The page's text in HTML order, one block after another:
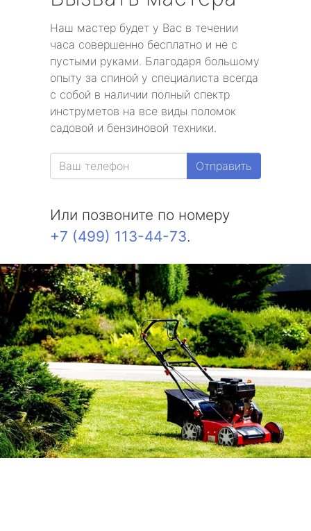
Наш мастер будет у Вас в течении
часа совершенно бесплатно и не с
пустыми руками. Благодаря большому
опыту за спиной у специалиста всегда
с собой в наличии полный спектр
инструметов на все виды поломок
садовой и бензиновой техники.
Отправить
Или позвоните по номеру
+7 (499) 113-44-73.